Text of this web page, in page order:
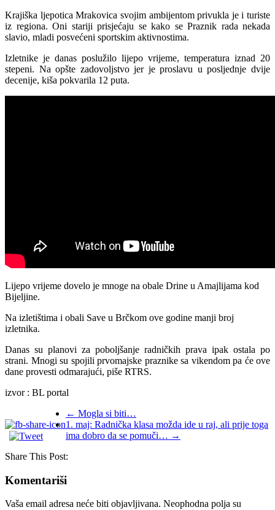
Krajiška ljepotica Mrakovica svojim ambijentom privukla je i turiste
iz regiona. Oni stariji prisjećaju se kako se Praznik rada nekada
slavio, mladi posvećeni sportskim aktivnostima.
Izletnike je danas poslužilo lijepo vrijeme, temperatura iznad 20
stepeni. Na opšte zadovoljstvo jer je proslavu u posljednje dvije
decenije, kiša pokvarila 12 puta.
Lijepo vrijeme dovelo je mnoge na obale Drine u Amajlijama kod
Bijeljine.
Na izletištima i obali Save u Brčkom ove godine manji broj
izletnika.
Danas su planovi za poboljšanje radničkih prava ipak ostala po
strani. Mnogi su spojili prvomajske praznike sa vikendom pa će ove
dane provesti odmarajući, piše RTRS.
izvor : BL portal
← Mogla si biti…
1. maj: Radnička klasa možda ide u raj, ali prije toga
ima dobro da se pomuči… →
Share This Post:
Komentariši
Vaša email adresa neće biti objavljivana. Neophodna polja su